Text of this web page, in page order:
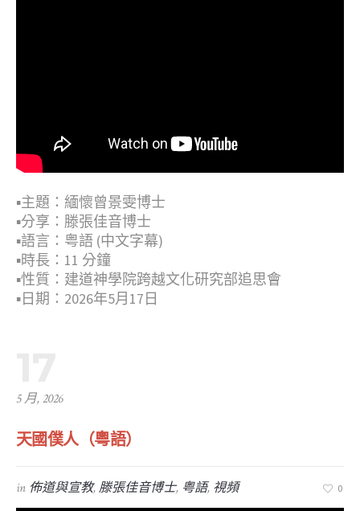
▪︎主題：緬懷曾景雯博士
▪︎分享：滕張佳音博士
▪︎語言：粤語 (中文字幕)
▪︎時長：11 分鐘
▪︎性質：建道神學院跨越文化研究部追思會
▪︎日期：2026年5月17日
5 月, 2026
天國僕人（粵語）
in 佈道與宣教,滕張佳音博士, 粤語, 視頻 0